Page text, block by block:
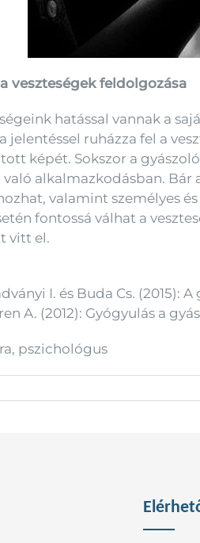
veszteségek feldolgozása
hatással vannak a
ruházza fel a
képét. Sokszor a
alkalmazkodásban.
valamint személyes
fontossá válhat a
vitt el.
I. és Buda Cs. (2015):
A. (2012): Gyógyulás a
pszichológus